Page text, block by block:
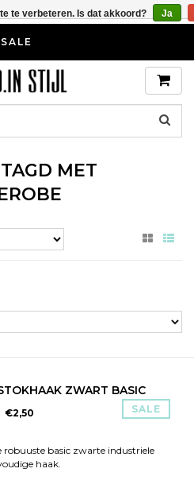
SALE
MET
ZWART BASIC
SALE
€2,50
robuuste basic zwarte industriele
haak.
te verbeteren. Is dat akkoord? Ja